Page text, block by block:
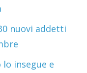
nuovi addetti
insegue e